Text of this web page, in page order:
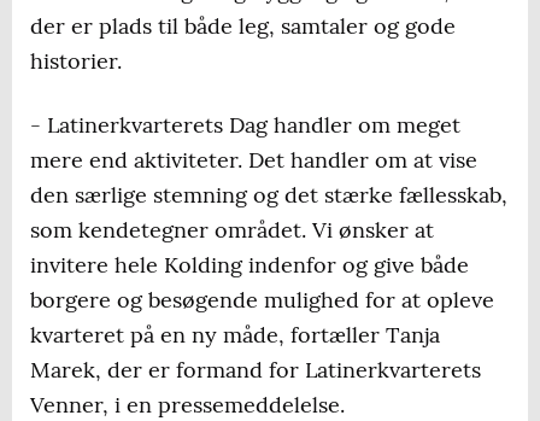
der er plads til både leg, samtaler og gode
historier.
- Latinerkvarterets Dag handler om meget
mere end aktiviteter. Det handler om at vise
den særlige stemning og det stærke fællesskab,
som kendetegner området. Vi ønsker at
invitere hele Kolding indenfor og give både
borgere og besøgende mulighed for at opleve
kvarteret på en ny måde, fortæller Tanja
Marek, der er formand for Latinerkvarterets
Venner, i en pressemeddelelse.